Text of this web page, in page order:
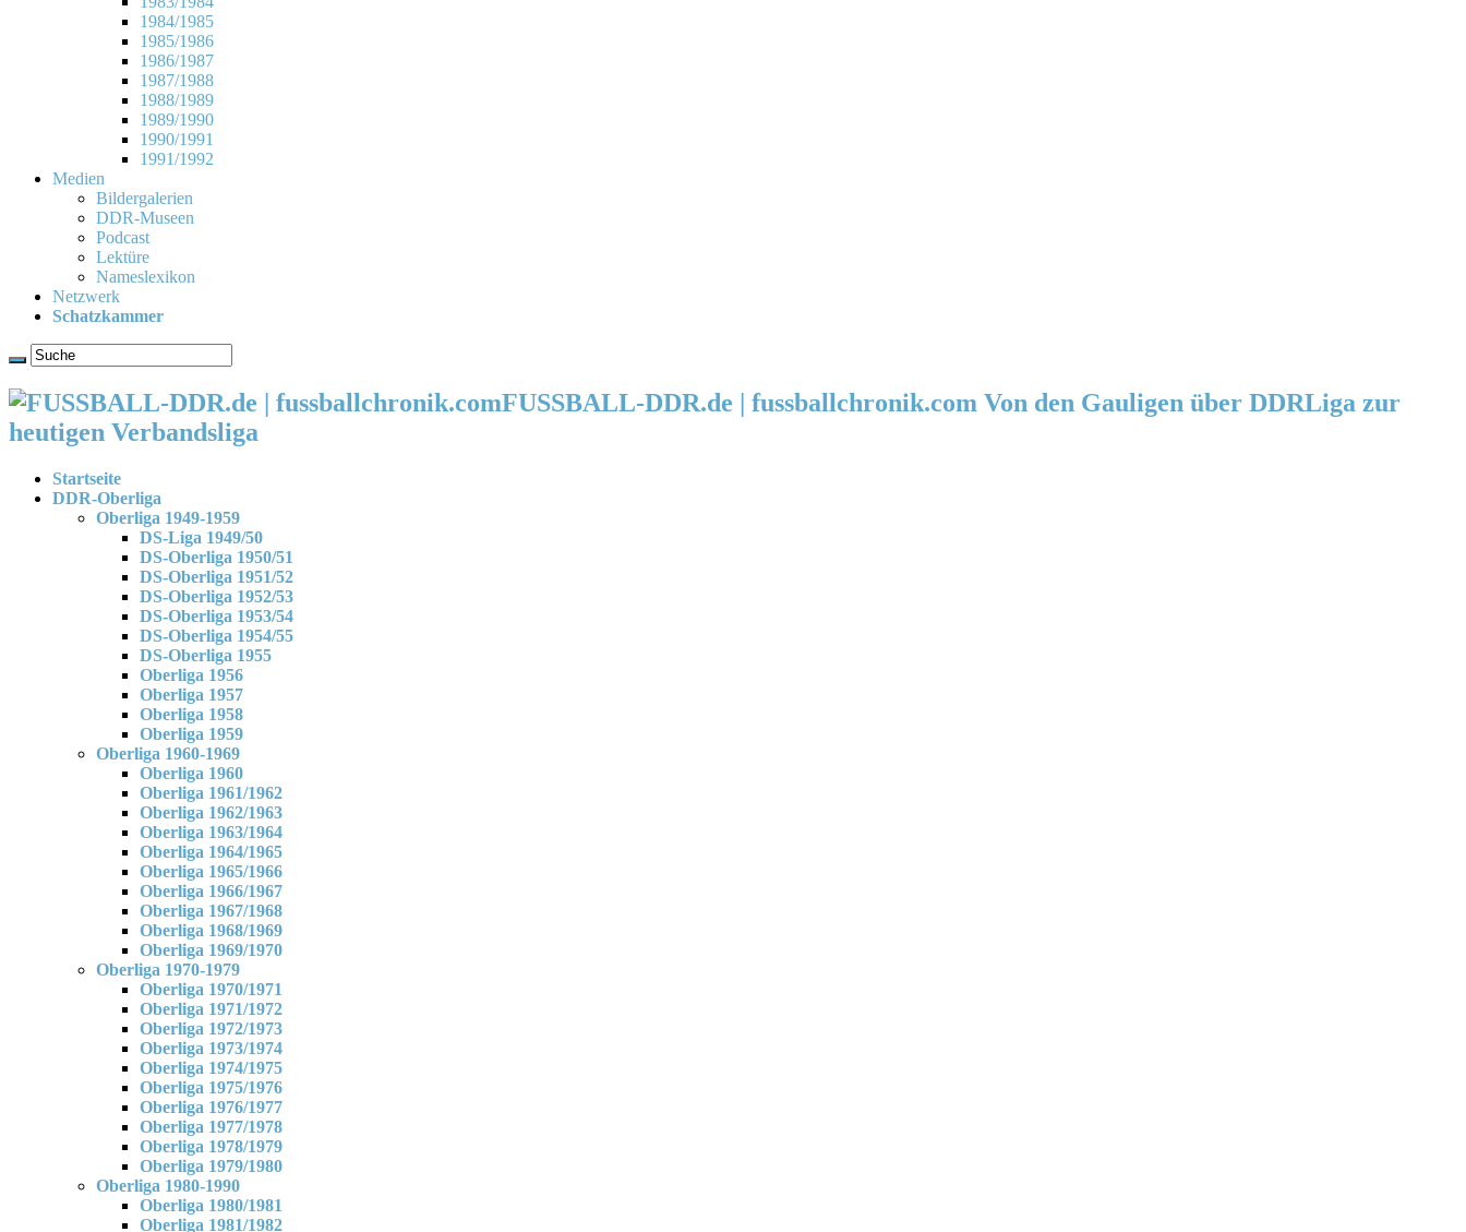
1984/1985
1985/1986
1986/1987
1987/1988
1988/1989
1989/1990
1990/1991
1991/1992
Medien
Bildergalerien
DDR-Museen
Podcast
Lektüre
Nameslexikon
Netzwerk
Schatzkammer
FUSSBALL-DDR.de | fussballchronik.com Von den Gauligen über DDRLiga zur
heutigen Verbandsliga
Startseite
DDR-Oberliga
Oberliga 1949-1959
DS-Liga 1949/50
DS-Oberliga 1950/51
DS-Oberliga 1951/52
DS-Oberliga 1952/53
DS-Oberliga 1953/54
DS-Oberliga 1954/55
DS-Oberliga 1955
Oberliga 1956
Oberliga 1957
Oberliga 1958
Oberliga 1959
Oberliga 1960-1969
Oberliga 1960
Oberliga 1961/1962
Oberliga 1962/1963
Oberliga 1963/1964
Oberliga 1964/1965
Oberliga 1965/1966
Oberliga 1966/1967
Oberliga 1967/1968
Oberliga 1968/1969
Oberliga 1969/1970
Oberliga 1970-1979
Oberliga 1970/1971
Oberliga 1971/1972
Oberliga 1972/1973
Oberliga 1973/1974
Oberliga 1974/1975
Oberliga 1975/1976
Oberliga 1976/1977
Oberliga 1977/1978
Oberliga 1978/1979
Oberliga 1979/1980
Oberliga 1980-1990
Oberliga 1980/1981
Oberliga 1981/1982